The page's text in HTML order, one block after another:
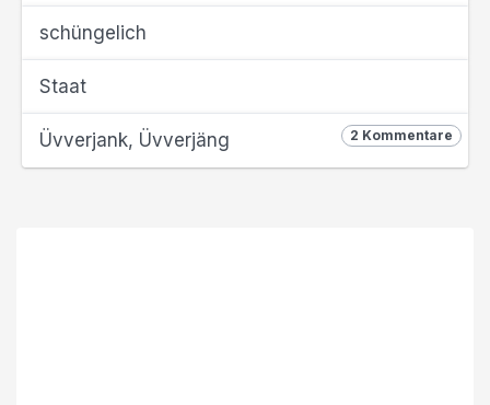
schüngelich
Staat
2 Kommentare
Üvverjank, Üvverjäng